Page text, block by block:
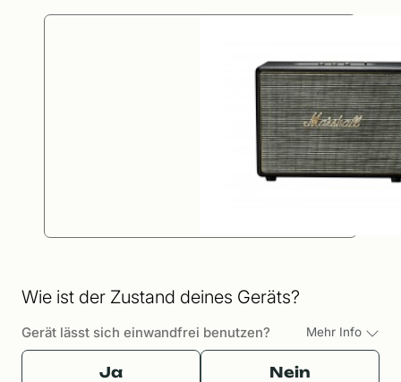
Wie ist der Zustand deines Geräts?
Gerät lässt sich einwandfrei benutzen? Mehr Info
Ja Nein